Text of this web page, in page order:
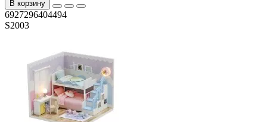
В корзину
6927296404494
S2003